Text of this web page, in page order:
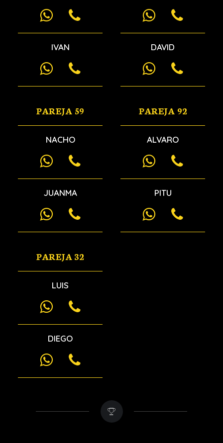
IVAN DAVID
PAREJA 59
NACHO
JUANMA
PAREJA 92
ALVARO
PITU
PAREJA 32
LUIS
DIEGO